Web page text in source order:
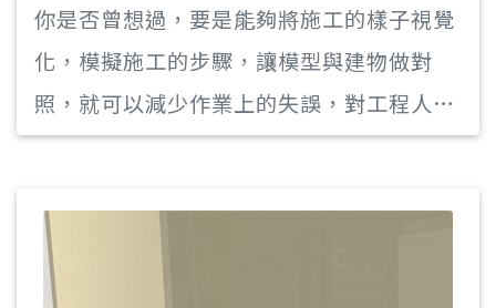
你是否曾想過，要是能夠將施工的樣子視覺
化，模擬施工的步驟，讓模型與建物做對
照，就可以減少作業上的失誤，對工程人員
來說也方便許多。而 XR10 就是一台能滿足